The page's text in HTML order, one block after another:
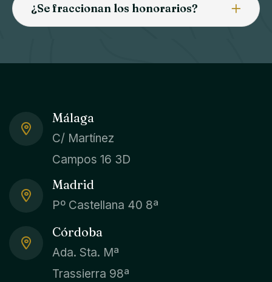
¿Se fraccionan los honorarios?
Málaga
C/ Martínez
Campos 16 3D
Madrid
Pº Castellana 40 8ª
Córdoba
Ada. Sta. Mª
Trassierra 98ª